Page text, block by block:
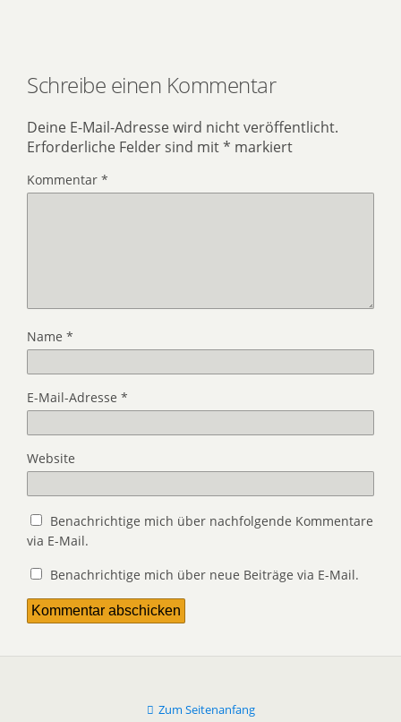
Schreibe einen Kommentar
Deine E-Mail-Adresse wird nicht veröffentlicht.
Erforderliche Felder sind mit* markiert
Kommentar *
Name *
E-Mail-Adresse *
Website
Benachrichtige mich über nachfolgende Kommentare
via E-Mail.
Benachrichtige mich über neue Beiträge via E-Mail.
Zum Seitenanfang